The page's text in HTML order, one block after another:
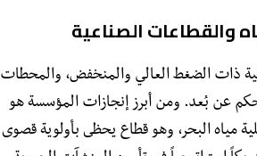
والقطاعات الصناعية
ذات الضغط العالي والمنخفض، والمحطات
عن بُعد. ومن أبرز إنجازات المؤسسة هو
مياه البحر، وهو قطاع يحظى بأولوية قصوى